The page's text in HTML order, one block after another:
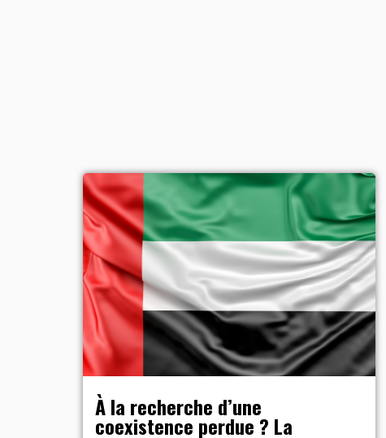
À la recherche d’une
coexistence perdue ? La